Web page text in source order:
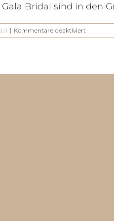
Bridal sind in den
| Kommentare deaktiviert
Welche
Gala